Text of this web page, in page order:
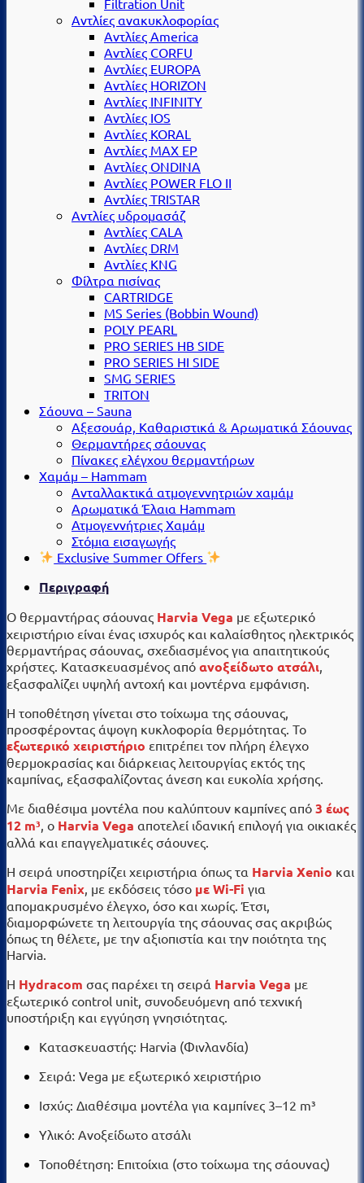
Αντλίες ανακυκλοφορίας
Αντλίες America
Αντλίες CORFU
Αντλίες EUROPA
Αντλίες HORIZON
Αντλίες INFINITY
Αντλίες IOS
Αντλίες KORAL
Αντλίες MAX EP
Αντλίες ONDINA
Αντλίες POWER FLO II
Αντλίες TRISTAR
Αντλίες υδρομασάζ
Αντλίες CALA
Αντλίες DRM
Αντλίες KNG
Φίλτρα πισίνας
CARTRIDGE
MS Series (Βobbin Wound)
POLY PEARL
PRO SERIES HB SIDE
PRO SERIES HI SIDE
SMG SERIES
TRITON
Σάουνα – Sauna
Αξεσουάρ, Καθαριστικά & Αρωματικά Σάουνας
Θερμαντήρες σάουνας
Πίνακες ελέγχου θερμαντήρων
Χαμάμ – Hammam
Ανταλλακτικά ατμογεννητριών χαμάμ
Αρωματικά Έλαια Hammam
Ατμογεννήτριες Χαμάμ
Στόμια εισαγωγής
Exclusive Summer Offers
Περιγραφή
Ο θερμαντήρας σάουνας Harvia Vega με εξωτερικό
χειριστήριο είναι ένας ισχυρός και καλαίσθητος ηλεκτρικός
θερμαντήρας σάουνας, σχεδιασμένος για απαιτητικούς
χρήστες. Κατασκευασμένος από ανοξείδωτο ατσάλι
εξασφαλίζει υψηλή αντοχή και μοντέρνα εμφάνιση.
Η τοποθέτηση γίνεται στο τοίχωμα της σάουνας,
προσφέροντας άψογη κυκλοφορία θερμότητας. Το
εξωτερικό χειριστήριο επιτρέπει τον πλήρη έλεγχο
θερμοκρασίας και διάρκειας λειτουργίας εκτός της
καμπίνας, εξασφαλίζοντας άνεση και ευκολία χρήσης.
Με διαθέσιμα μοντέλα που καλύπτουν καμπίνες από 3 έως
12 m³ , ο Harvia Vega αποτελεί ιδανική επιλογή για οικιακές
αλλά και επαγγελματικές σάουνες.
Η σειρά υποστηρίζει χειριστήρια όπως τα Harvia Xenio και
Harvia Fenix , με εκδόσεις τόσο με Wi-Fi για
απομακρυσμένο έλεγχο, όσο και χωρίς. Έτσι,
διαμορφώνετε τη λειτουργία της σάουνας σας ακριβώς
όπως τη θέλετε, με την αξιοπιστία και την ποιότητα της
Harvia.
Η Hydracom σας παρέχει τη σειρά Harvia Vega με
εξωτερικό control unit, συνοδευόμενη από τεχνική
υποστήριξη και εγγύηση γνησιότητας.
Κατασκευαστής: Harvia (Φινλανδία)
Σειρά: Vega με εξωτερικό χειριστήριο
Ισχύς: Διαθέσιμα μοντέλα για καμπίνες 3–12 m³
Υλικό: Ανοξείδωτο ατσάλι
Τοποθέτηση: Επιτοίχια (στο τοίχωμα της σάουνας)